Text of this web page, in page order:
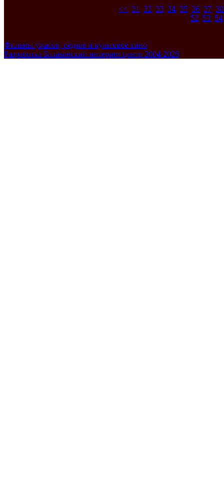
<< 31 32 33 34 35 36 37 38
52 53 54
Фильмы ужасов, редкое и культовое кино
Разработка Балаковский интернет центр 2004-2026